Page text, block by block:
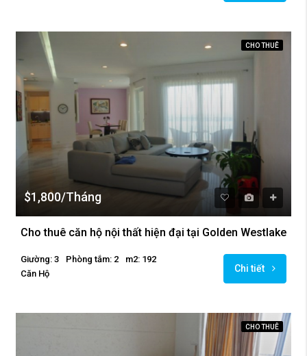
CHO THUÊ
$1,800/Tháng
Cho thuê căn hộ nội thất hiện đại tại Golden Westlake
Giường: 3 Phòng tắm: 2
m2: 192
Căn Hộ
Chi tiết
CHO THUÊ